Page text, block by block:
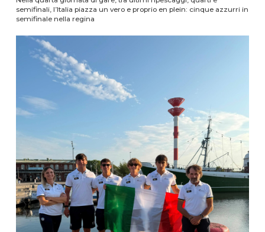
semifinali, l’Italia piazza un vero e proprio en plein: cinque azzurri in
semifinale nella regina